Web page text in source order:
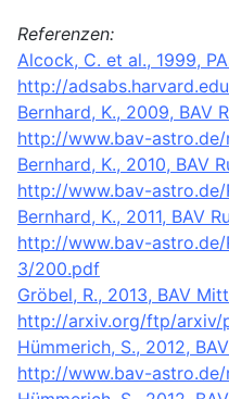
Referenzen:
Alcock, C. et al., 1999,
http://
Bernhard, K., 2009, BAV
http://www.bav-
Bernhard, K., 2010, BAV
http://www.bav-astro.de/
Bernhard, K., 2011, BAV
http://www.bav-astro.de/
3/200.pdf
Gröbel, R., 2013, BAV
http://arxiv.org/ftp/arxiv/
Hümmerich, S., 2012,
http://www.bav-